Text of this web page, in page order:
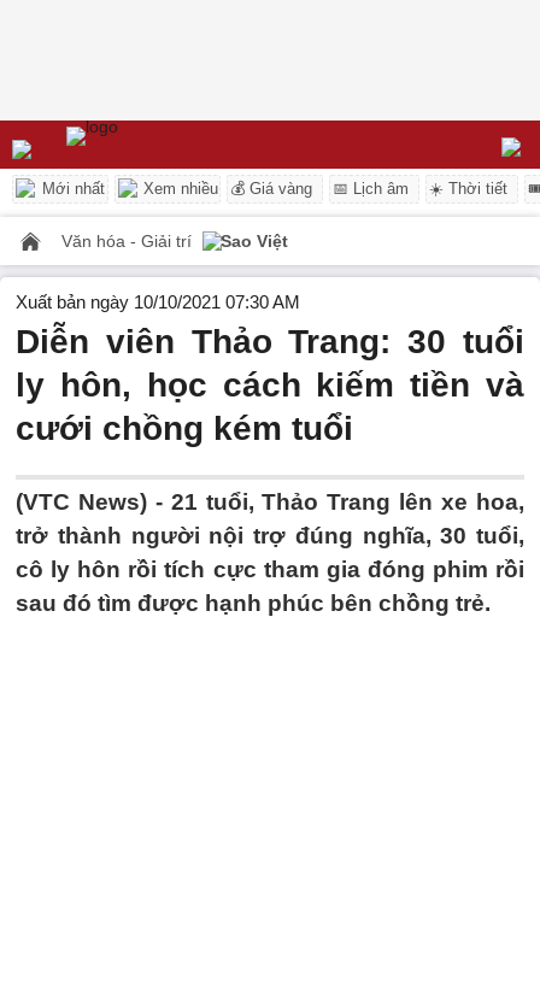
Mới nhất Xem nhiều 💰 Giá vàng 📅 Lịch âm ☀️ Thời tiết
Văn hóa - Giải trí Sao Việt
Xuất bản ngày 10/10/2021 07:30 AM
Diễn viên Thảo Trang: 30 tuổi
ly hôn, học cách kiếm tiền và
cưới chồng kém tuổi
(VTC News) - 21 tuổi, Thảo Trang lên xe hoa,
trở thành người nội trợ đúng nghĩa, 30 tuổi,
cô ly hôn rồi tích cực tham gia đóng phim rồi
sau đó tìm được hạnh phúc bên chồng trẻ.